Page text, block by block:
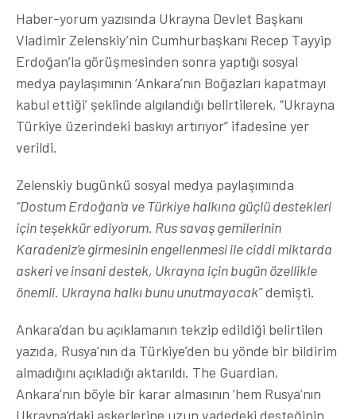
Haber-yorum yazısında Ukrayna Devlet Başkanı
Vladimir Zelenskiy’nin Cumhurbaşkanı Recep Tayyip
Erdoğan’la görüşmesinden sonra yaptığı sosyal
medya paylaşımının ‘Ankara’nın Boğazları kapatmayı
kabul ettiği’ şeklinde algılandığı belirtilerek, “Ukrayna
Türkiye üzerindeki baskıyı artırıyor” ifadesine yer
verildi.
Zelenskiy bugünkü sosyal medya paylaşımında
“Dostum Erdoğan’a ve Türkiye halkına güçlü destekleri
için teşekkür ediyorum. Rus savaş gemilerinin
Karadeniz’e girmesinin engellenmesi ile ciddi miktarda
askeri ve insani destek, Ukrayna için bugün özellikle
önemli. Ukrayna halkı bunu unutmayacak”demişti.
Ankara’dan bu açıklamanın tekzip edildiği belirtilen
yazıda, Rusya’nın da Türkiye’den bu yönde bir bildirim
almadığını açıkladığı aktarıldı. The Guardian,
Ankara’nın böyle bir karar almasının ‘hem Rusya’nın
Ukrayna’daki askerlerine uzun vadedeki desteğinin